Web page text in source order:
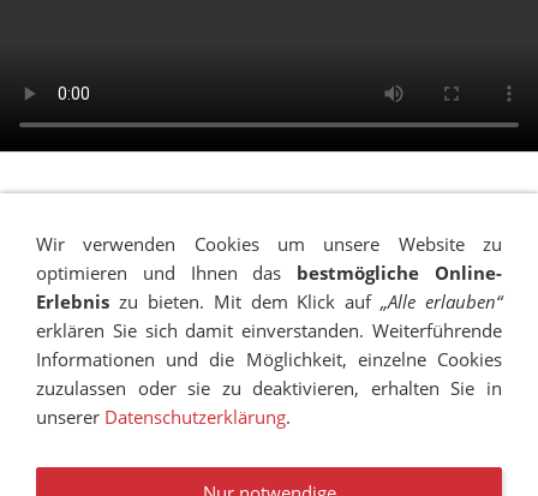
COOKIES
TRANSPARENZ
BESCHWERDEMANAGEMENT
NEWSLETTER STELLENANGEBOTE
Wir verwenden Cookies um unsere Website zu
optimieren und Ihnen das bestmögliche Online-
Erlebnis zu bieten. Mit dem Klick auf„Alle erlauben“
erklären Sie sich damit einverstanden. Weiterführende
Informationen und die Möglichkeit, einzelne Cookies
zuzulassen oder sie zu deaktivieren, erhalten Sie in
unserer Datenschutzerklärung.